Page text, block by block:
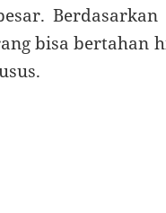
Berdasarkan
bisa bertahan